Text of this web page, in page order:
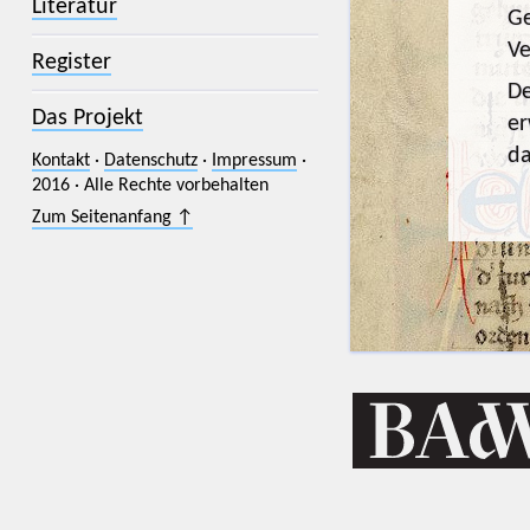
Literatur
Register
Das Projekt
Kontakt· Datenschutz· Impressum ·
2016 · Alle Rechte vorbehalten
Zum Seitenanfang ↑